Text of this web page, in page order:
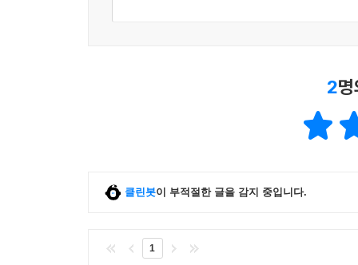
2
클린봇이 부적절한 글을 감지 중입니다.
1